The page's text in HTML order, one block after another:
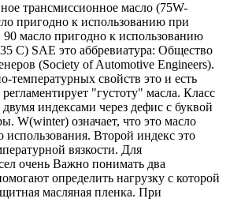
трансмиссионное масло (75W-
пригодно к использованию при
90 масло пригодно к использованию
С) SAE это аббревиатура: Общество
(Society of Automotive Engineers).
температурных свойств это и есть
"густоту" масла. Класс
индексами через дефис с буквой
W(winter) означает, что это масло
использования. Второй индекс это
вязкости. Для
очень Важно понимать два
определить нагрузку с которой
масляная пленка. При